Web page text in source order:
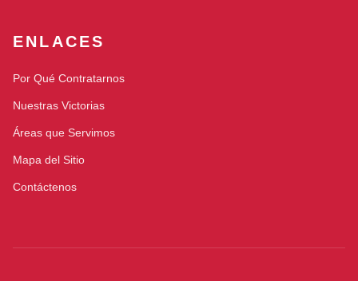
ENLACES
Por Qué Contratarnos
Nuestras Victorias
Áreas que Servimos
Mapa del Sitio
Contáctenos